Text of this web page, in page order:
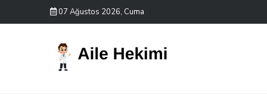
07 Ağustos 2026, Cuma